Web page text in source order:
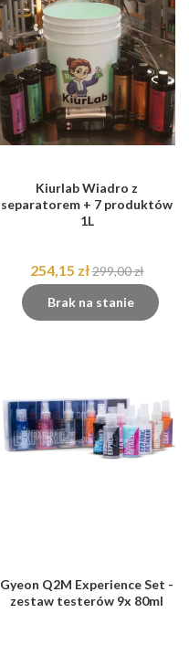
Kiurlab Wiadro z
separatorem + 7 produktów
1L
254,15 zł299,00 zł
Brak na stanie
Gyeon Q2M Experience Set -
zestaw testerów 9x 80ml